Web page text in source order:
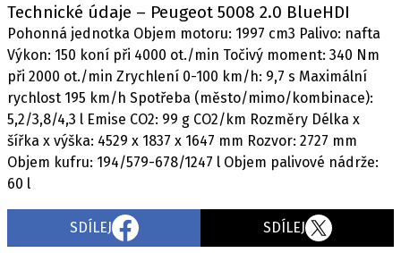
Technické údaje – Peugeot 5008 2.0 BlueHDI
Pohonná jednotka Objem motoru: 1997 cm3 Palivo: nafta
Výkon: 150 koní při 4000 ot./min Točivý moment: 340 Nm
při 2000 ot./min Zrychlení 0-100 km/h: 9,7 s Maximální
rychlost 195 km/h Spotřeba (město/mimo/kombinace):
5,2/3,8/4,3 l Emise CO2: 99 g CO2/km Rozměry Délka x
šířka x výška: 4529 x 1837 x 1647 mm Rozvor: 2727 mm
Objem kufru: 194/579-678/1247 l Objem palivové nádrže:
60 l
SDÍLEJ SDÍLEJ